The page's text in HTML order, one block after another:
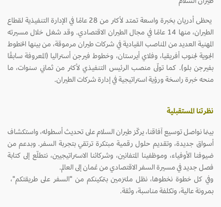
يحظى أدريان بخبرة واسعة تمتد لأكثر من 28 عامًا في الإدارة التنفيذية لقطاع
الطيران، منها 14 عامًا في مجال الطيران الاقتصادي. وقد شغل خلال مسيرته
المهنية العديد من المناصب القيادية في شركات طيران مرموقة، من بينها الخطوط
الجوية لجنوب أفريقيا، وفلاي أيرستان، وخطوط فيرجن أستراليا (المعروفة سابقًا
بفيرجن بلو). كما تولّى منصب الرئيس التنفيذي لأكثر من ثماني سنوات، ما
منحه خبرة راسخة ورؤية استراتيجية في إدارة شركات الطيران.
نظرتنا المستقبلية
بينما نواصل توسيع آفاقنا، يركّز طيران السلام على تحديث أسطوله، واستكشاف
أسواق جديدة، وتقديم حلول رقمية مبتكرة ترتقي بتجربة السفر. وبدعم من
ضيوفنا الأوفياء، وموظفينا المتفانين، وشركائنا الاستراتيجيين، نتطلّع إلى كتابة
فصل جديد في مسيرة السفر الاقتصادي من عُمان إلى العالم.
وفي كل خطوة نخطوها، نظل ملتزمين بتمكينكم من "السفر على طريقتكم"،
بمرونة عالية، وتكلفة مناسبة، وثقة.